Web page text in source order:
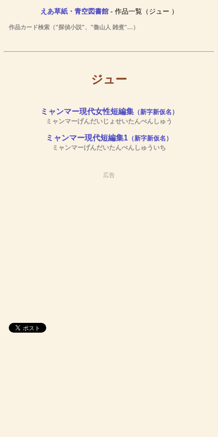
えあ草紙・青空図書館- 作品一覧（ジュー ）
作品カード検索（"探偵小説"、"魯山人 雑煮"…）
ジュー
ミャンマー現代女性短編集（新字新仮名）
ミャンマーげんだいじょせいたんぺんしゅう
ミャンマー現代短編集1 （新字新仮名）
ミャンマーげんだいたんぺんしゅういち
広告